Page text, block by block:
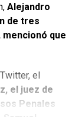
Alejandro
de tres
que
el
el juez de
Penales